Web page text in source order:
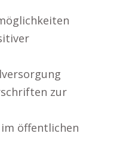
zur
öffentlichen